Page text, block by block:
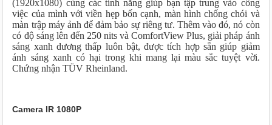
(1920x1080) cùng các tính năng giúp bạn tập trung vào công
việc của mình với viền hẹp bốn cạnh, màn hình chống chói và
màn trập máy ảnh để đảm bảo sự riêng tư. Thêm vào đó, nó còn
có độ sáng lên đến 250 nits và ComfortView Plus, giải pháp ánh
sáng xanh dương thấp luôn bật, được tích hợp sẵn giúp giảm
ánh sáng xanh có hại trong khi mang lại màu sắc tuyệt vời.
Chứng nhận TÜV Rheinland.
Camera IR 1080P